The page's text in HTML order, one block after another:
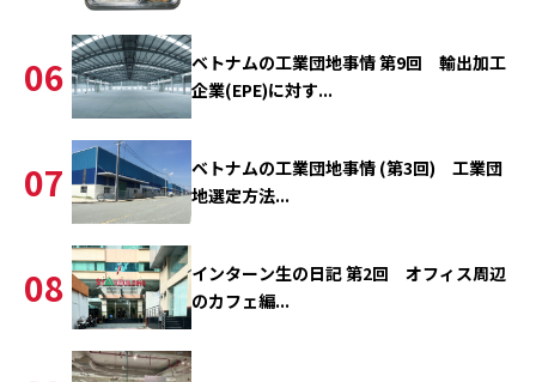
06
ベトナムの工業団地事情 第9回 輸出加工
企業(EPE)に対す...
07
ベトナムの工業団地事情 (第3回) 工業団
地選定方法...
08
インターン生の日記 第2回 オフィス周辺
のカフェ編...